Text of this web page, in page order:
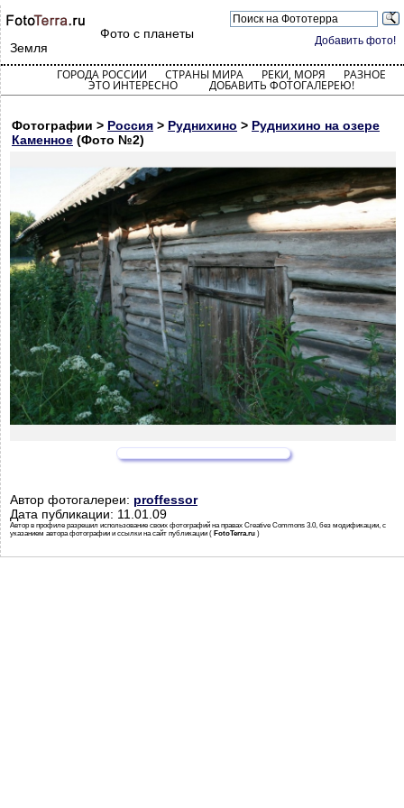
Добавить фото!
Фото с планеты
Земля
ГОРОДА РОССИИ СТРАНЫ МИРА РЕКИ, МОРЯ РАЗНОЕ
ЭТО ИНТЕРЕСНО ДОБАВИТЬ ФОТОГАЛЕРЕЮ!
Фотографии > Россия > Руднихино > Руднихино на озере
Каменное (Фото №2)
Автор фотогалереи: proffessor
Дата публикации: 11.01.09
Автор в профиле разрешил использование своих фотографий на правах Creative Commons 3.0, без модификации, с
указанием автора фотографии и ссылки на сайт публикации ( FotoTerra.ru )